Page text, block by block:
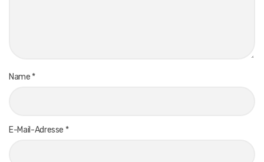
Name *
E-Mail-Adresse *